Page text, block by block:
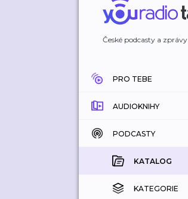
České podcasty a zprávy
PRO TEBE
AUDIOKNIHY
KATALOG
KOUPENÉ
KATEGORIE
PODCASTY
KATALOG
KATEGORIE